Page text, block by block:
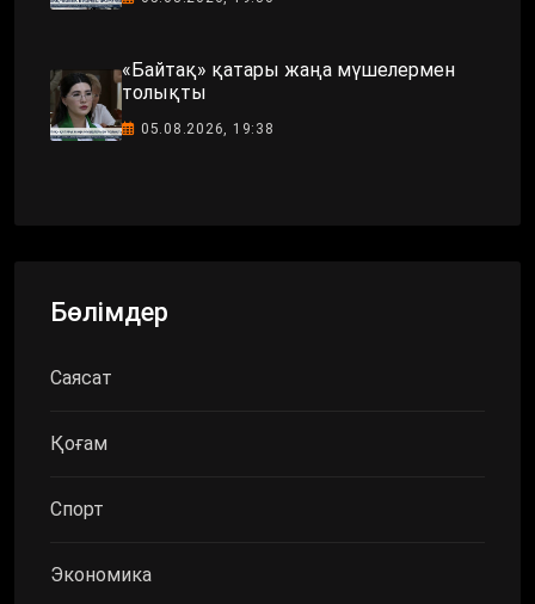
«Байтақ» қатары жаңа мүшелермен
толықты
05.08.2026, 19:38
Бөлімдер
Саясат
Қоғам
Спорт
Экономика